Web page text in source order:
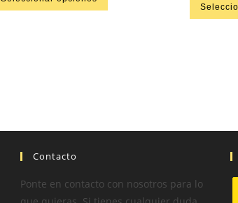
Contacto
Ponte en contacto con nosotros para lo